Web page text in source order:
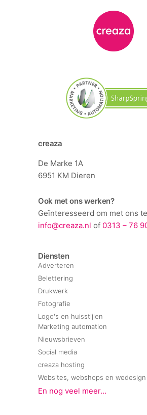
creaza
De Marke 1A
6951 KM Dieren
Ook met ons werken?
Geïnteresseerd om met ons
info@creaza.nl of 0313 – 76
Diensten
Adverteren
Belettering
Drukwerk
Fotografie
Logo's en huisstijlen
Marketing automation
Nieuwsbrieven
Social media
creaza hosting
Websites, webshops en wedesign
En nog veel meer…